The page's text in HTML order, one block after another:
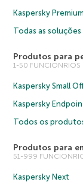
Kaspersky Premium
Todas as soluções
Produtos para
1-50 FUNCIONRIOS
Kaspersky Small
Kaspersky
Todos os
Produtos para
51-999
Kaspersky Next